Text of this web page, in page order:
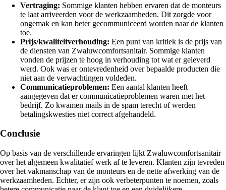
Vertraging: Sommige klanten hebben ervaren dat de monteurs
te laat arriveerden voor de werkzaamheden. Dit zorgde voor
ongemak en kan beter gecommuniceerd worden naar de klanten
toe.
Prijs/kwaliteitverhouding: Een punt van kritiek is de prijs van
de diensten van Zwaluwcomfortsanitair. Sommige klanten
vonden de prijzen te hoog in verhouding tot wat er geleverd
werd. Ook was er ontevredenheid over bepaalde producten die
niet aan de verwachtingen voldeden.
Communicatieproblemen: Een aantal klanten heeft
aangegeven dat er communicatieproblemen waren met het
bedrijf. Zo kwamen mails in de spam terecht of werden
betalingskwesties niet correct afgehandeld.
Conclusie
Op basis van de verschillende ervaringen lijkt Zwaluwcomfortsanitair
over het algemeen kwalitatief werk af te leveren. Klanten zijn tevreden
over het vakmanschap van de monteurs en de nette afwerking van de
werkzaamheden. Echter, er zijn ook verbeterpunten te noemen, zoals